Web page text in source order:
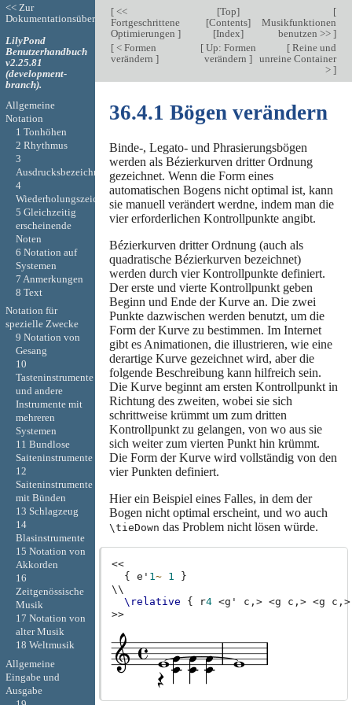
[<<
Fortgeschrittene
Optimierungen ]
[Top]
[Contents]
[Index]
[
Musikfunktionen
benutzen >> ]
[< Formen
verändern ]
[Up: Formen
verändern ]
[Reine und
unreine Container
> ]
36.4.1 Bögen verändern
Binde-, Legato- und Phrasierungsbögen
werden als Bézierkurven dritter Ordnung
gezeichnet. Wenn die Form eines
automatischen Bogens nicht optimal ist, kann
sie manuell verändert werdne, indem man die
vier erforderlichen Kontrollpunkte angibt.
Bézierkurven dritter Ordnung (auch als
quadratische Bézierkurven bezeichnet)
werden durch vier Kontrollpunkte definiert.
Der erste und vierte Kontrollpunkt geben
Beginn und Ende der Kurve an. Die zwei
Punkte dazwischen werden benutzt, um die
Form der Kurve zu bestimmen. Im Internet
gibt es Animationen, die illustrieren, wie eine
derartige Kurve gezeichnet wird, aber die
folgende Beschreibung kann hilfreich sein.
Die Kurve beginnt am ersten Kontrollpunkt in
Richtung des zweiten, wobei sie sich
schrittweise krümmt um zum dritten
Kontrollpunkt zu gelangen, von wo aus sie
sich weiter zum vierten Punkt hin krümmt.
Die Form der Kurve wird vollständig von den
vier Punkten definiert.
Hier ein Beispiel eines Falles, in dem der
Bogen nicht optimal erscheint, und wo auch
\tieDown das Problem nicht lösen würde.
<<
{
e' 1~ 1
}
\\
\relative
{ r4 <g' c, > <g c, > <g c, >
>>
<< Zur
Dokumentationsübersicht
LilyPond
Benutzerhandbuch
v2.25.81
(development-
branch).
Allgemeine
Notation
1 Tonhöhen
2 Rhythmus
3
Ausdrucksbezeichnungen
4
Wiederholungszeichen
5 Gleichzeitig
erscheinende
Noten
6 Notation auf
Systemen
7 Anmerkungen
8 Text
Notation für
spezielle Zwecke
9 Notation von
Gesang
10
Tasteninstrumente
und andere
Instrumente mit
mehreren
Systemen
11 Bundlose
Saiteninstrumente
12
Saiteninstrumente
mit Bünden
13 Schlagzeug
14
Blasinstrumente
15 Notation von
Akkorden
16
Zeitgenössische
Musik
17 Notation von
alter Musik
18 Weltmusik
Allgemeine
Eingabe und
Ausgabe